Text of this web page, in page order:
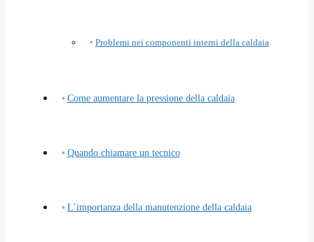
Problemi nei componenti interni della caldaia
Come aumentare la pressione della caldaia
Quando chiamare un tecnico
L’importanza della manutenzione della caldaia